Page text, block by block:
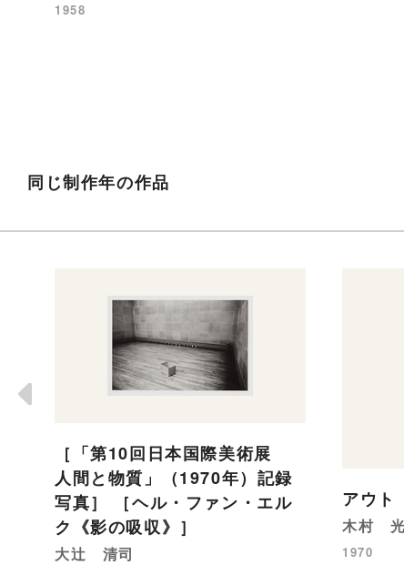
1958
同じ制作年の作品
［「第10回日本国際美術展
人間と物質」（1970年）記録
写真］ ［ヘル・ファン・エル
ク《影の吸収》］
大辻 清司
アウ
木村
1970